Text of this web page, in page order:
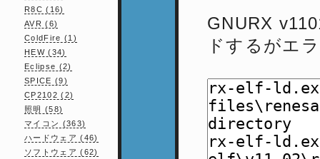
R8C (16)
AVR (6)
ColdFire (1)
HEW (34)
Eclipse (2)
SPICE (9)
CP2102 (2)
照明 (58)
マイコン (363)
ハードウェア (46)
ソフトウェア (62)
GNURX
ドするがエ